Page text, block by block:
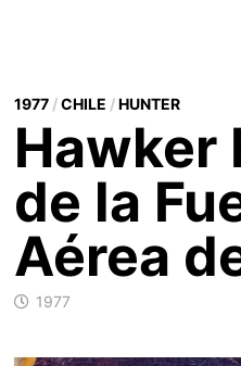
1977/CHILE /HUNTER
Hawker
de la
Aérea
1977